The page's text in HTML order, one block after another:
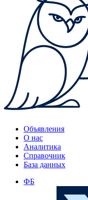
Объявления
О нас
Аналитика
Справочник
База данных
ФБ